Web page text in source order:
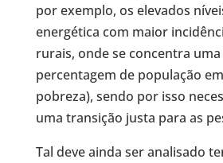
por exemplo, os elevados
energética com maior
rurais, onde se concentra
percentagem de população
pobreza), sendo por isso
uma transição justa para as
Tal deve ainda ser analisado